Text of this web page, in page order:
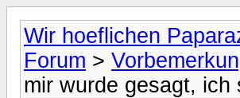
Wir hoeflichen
Forum >
mir wurde gesagt,